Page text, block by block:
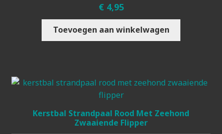
€ 4,95
Toevoegen aan winkelwagen
Kerstbal Strandpaal Rood Met Zeehond
Zwaaiende Flipper